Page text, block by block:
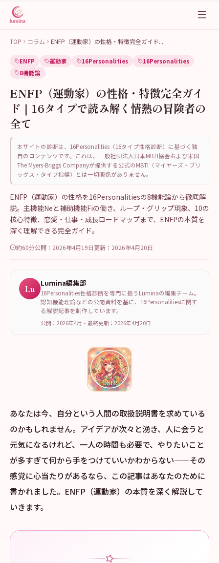
TOP コラム ENFP（運動家）の性格・特徴完全ガイド...
ENFP 運動家 16Personalities
16Personalities
8機能論
ENFP（運動家）の性格・特徴完全ガイ
ド｜16タイプで読み解く情熱の冒険者の
全て
本サイトの診断は、16Personalities（16タイプ性格診断）に基づく独
自のコンテンツです。これは、一般社団法人日本MBTI協会および米国
The Myers-Briggs Companyが提供する公式のMBTI（マイヤーズ・ブリ
ッグス・タイプ指標）とは一切関係がありません。
ENFP（運動家）の性格を16Personalitiesの8機能論から徹底解
説。主機能Neと補助機能Fiの働き、ループ・グリップ現象、10の
核心特徴、恋愛・仕事・成長ロードマップまで、ENFPの本質を
深く理解できる完全ガイド。
約60分公開： 2026年4月19日更新： 2026年4月20日
Lu Lumina編集部
16Personalities性格診断を専門に扱うLuminaの編集チーム。
認知機能理論などの公開資料を基に、16Personalitiesに関す
る解説記事を制作しています。
公開：2026年4月 ・ 最終更新： 2026年4月20日
あなたは今、自分という人間の取扱説明書を求めている
のかもしれません。アイデアが次々と湧き、人に会うと
元気になるけれど、一人の時間も必要で、やりたいこと
が多すぎて何から手をつけていいかわからない——その
感覚に心当たりがあるなら、この記事はあなたのために
書かれました。ENFP（運動家）の本質を深く解説して
いきます。